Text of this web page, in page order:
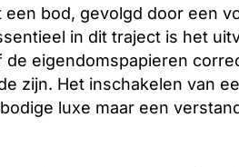
bod, gevolgd door een
in dit traject is het
eigendomspapieren
zijn. Het inschakelen van
luxe maar een